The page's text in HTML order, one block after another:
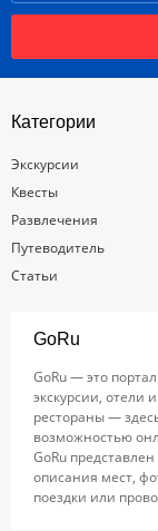
Категории
Экскурсии
Квесты
Развлечения
Путеводитель
Статьи
GoRu
GoRu — это
экскурсии, отели
рестораны —
возможностью
GoRu
описания мест,
поездки или